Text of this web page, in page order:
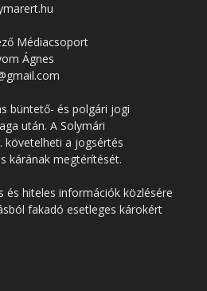
Médiacsoport
Ágnes
büntető- és polgári jogi
után. A Solymári
követelheti a jogsértés
kárának megtérítését.
és hiteles információk közlésére
fakadó esetleges károkért